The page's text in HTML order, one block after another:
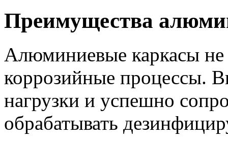
Преимущества
Алюминиевые каркасы не
коррозийные процессы.
нагрузки и успешно
обрабатывать